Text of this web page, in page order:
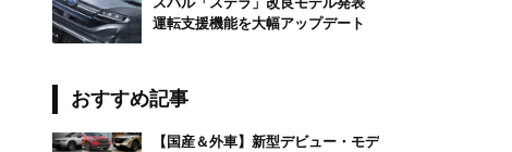
運転支援機能を大幅アップデート
おすすめ記事
【国産＆外車】新型デビュー・モデ